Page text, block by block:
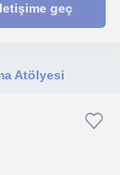
geç
Atölyesi